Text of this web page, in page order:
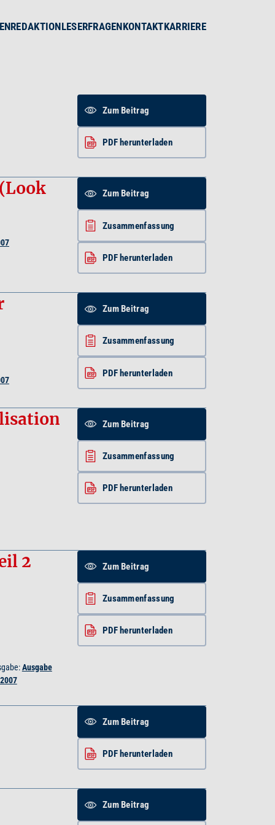
REDAKTIONLESERFRAGENKONTAKTKARRIERE
Zum Beitrag
PDF herunterladen
Zum Beitrag
Zusammenfassung
PDF herunterladen
Zum Beitrag
Zusammenfassung
PDF herunterladen
Zum Beitrag
Zusammenfassung
PDF herunterladen
2
Ausgabe
Zum Beitrag
Zusammenfassung
PDF herunterladen
Zum Beitrag
PDF herunterladen
Zum Beitrag